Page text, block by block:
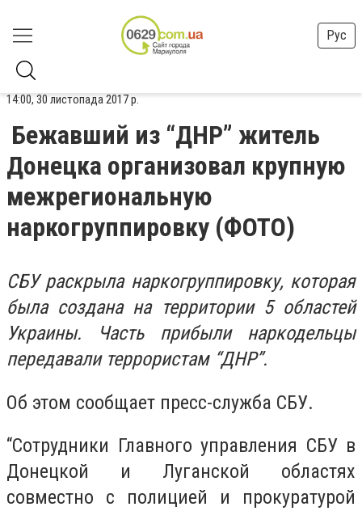
Рус
14:00, 30 листопада 2017 р.
Бежавший из “ДНР” житель
Донецка организовал крупную
межрегиональную
наркогруппировку (ФОТО)
СБУ раскрыла наркогруппировку, которая
была создана на территории 5 областей
Украины. Часть прибыли наркодельцы
передавали террористам “ДНР”.
Об этом сообщает пресс-служба СБУ.
“Сотрудники Главного управления СБУ в
Донецкой и Луганской областях
совместно с полицией и прокуратурой